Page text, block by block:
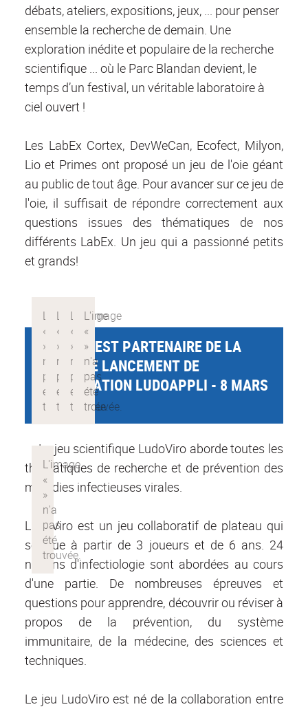
débats, ateliers, expositions, jeux, ... pour penser
ensemble la recherche de demain. Une
exploration inédite et populaire de la recherche
scientifique ... où le Parc Blandan devient, le
temps d’un festival, un véritable laboratoire à
ciel ouvert !
Les LabEx Cortex, DevWeCan, Ecofect, Milyon,
Lio et Primes ont proposé un jeu de l'oie géant
au public de tout âge. Pour avancer sur ce jeu de
l'oie, il suffisait de répondre correctement aux
questions issues des thématiques de nos
différents LabEx. Un jeu qui a passionné petits
et grands!
ECOFECT EST PARTENAIRE DE LA
SOIRÉE DE LANCEMENT DE
L’APPLICATION LUDOAPPLI - 8 MARS
2016
Le jeu scientifique LudoViro aborde toutes les
thématiques de recherche et de prévention des
maladies infectieuses virales.
LudoViro est un jeu collaboratif de plateau qui
se joue à partir de 3 joueurs et de 6 ans. 24
notions d'infectiologie sont abordées au cours
d'une partie. De nombreuses épreuves et
questions pour apprendre, découvrir ou réviser à
propos de la prévention, du système
immunitaire, de la médecine, des sciences et
techniques.
Le jeu LudoViro est né de la collaboration entre